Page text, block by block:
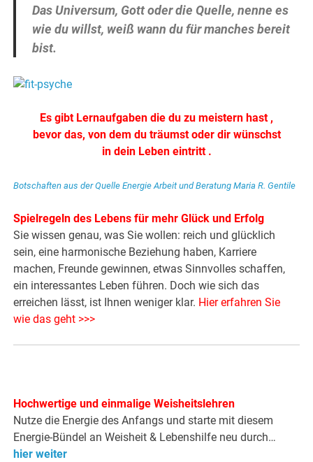
Das Universum, Gott oder die Quelle, nenne es
wie du willst, weiß wann du für manches bereit
bist.
Es gibt Lernaufgaben die du zu meistern hast ,
bevor das, von dem du träumst oder dir wünschst
in dein Leben eintritt .
Botschaften aus der Quelle Energie Arbeit und Beratung Maria R. Gentile
Spielregeln des Lebens für mehr Glück und Erfolg
Sie wissen genau, was Sie wollen: reich und glücklich
sein, eine harmonische Beziehung haben, Karriere
machen, Freunde gewinnen, etwas Sinnvolles schaffen,
ein interessantes Leben führen. Doch wie sich das
erreichen lässt, ist Ihnen weniger klar. Hier erfahren Sie
wie das geht >>>
Hochwertige und einmalige Weisheitslehren
Nutze die Energie des Anfangs und starte mit diesem
Energie-Bündel an Weisheit & Lebenshilfe neu durch…
hier weiter